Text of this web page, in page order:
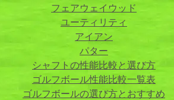
フェアウェイウッド
ユーティリティ
アイアン
パター
シャフトの性能比較と選び方
ゴルフボール性能比較一覧表
ゴルフボールの選び方とおすすめ